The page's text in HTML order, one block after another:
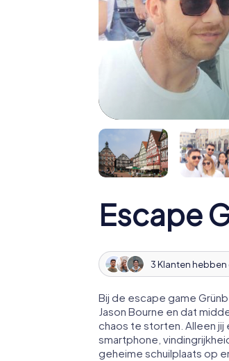
Escape
3 Klanten
Bij de escape game
Jason Bourne en dat
chaos te storten. Alleen
smartphone,
geheime schuilplaats op